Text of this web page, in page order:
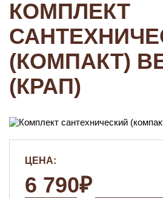
КОМПЛЕКТ
(КОМПАКТ)
(КРАП)
ЦЕНА:
6 790₽